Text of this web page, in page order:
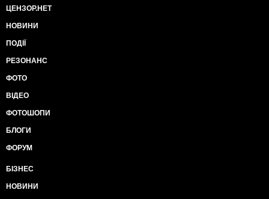
ЦЕНЗОР.НЕТ
НОВИНИ
ПОДІЇ
РЕЗОНАНС
ФОТО
ВІДЕО
ФОТОШОПИ
БЛОГИ
ФОРУМ
БІЗНЕС
НОВИНИ